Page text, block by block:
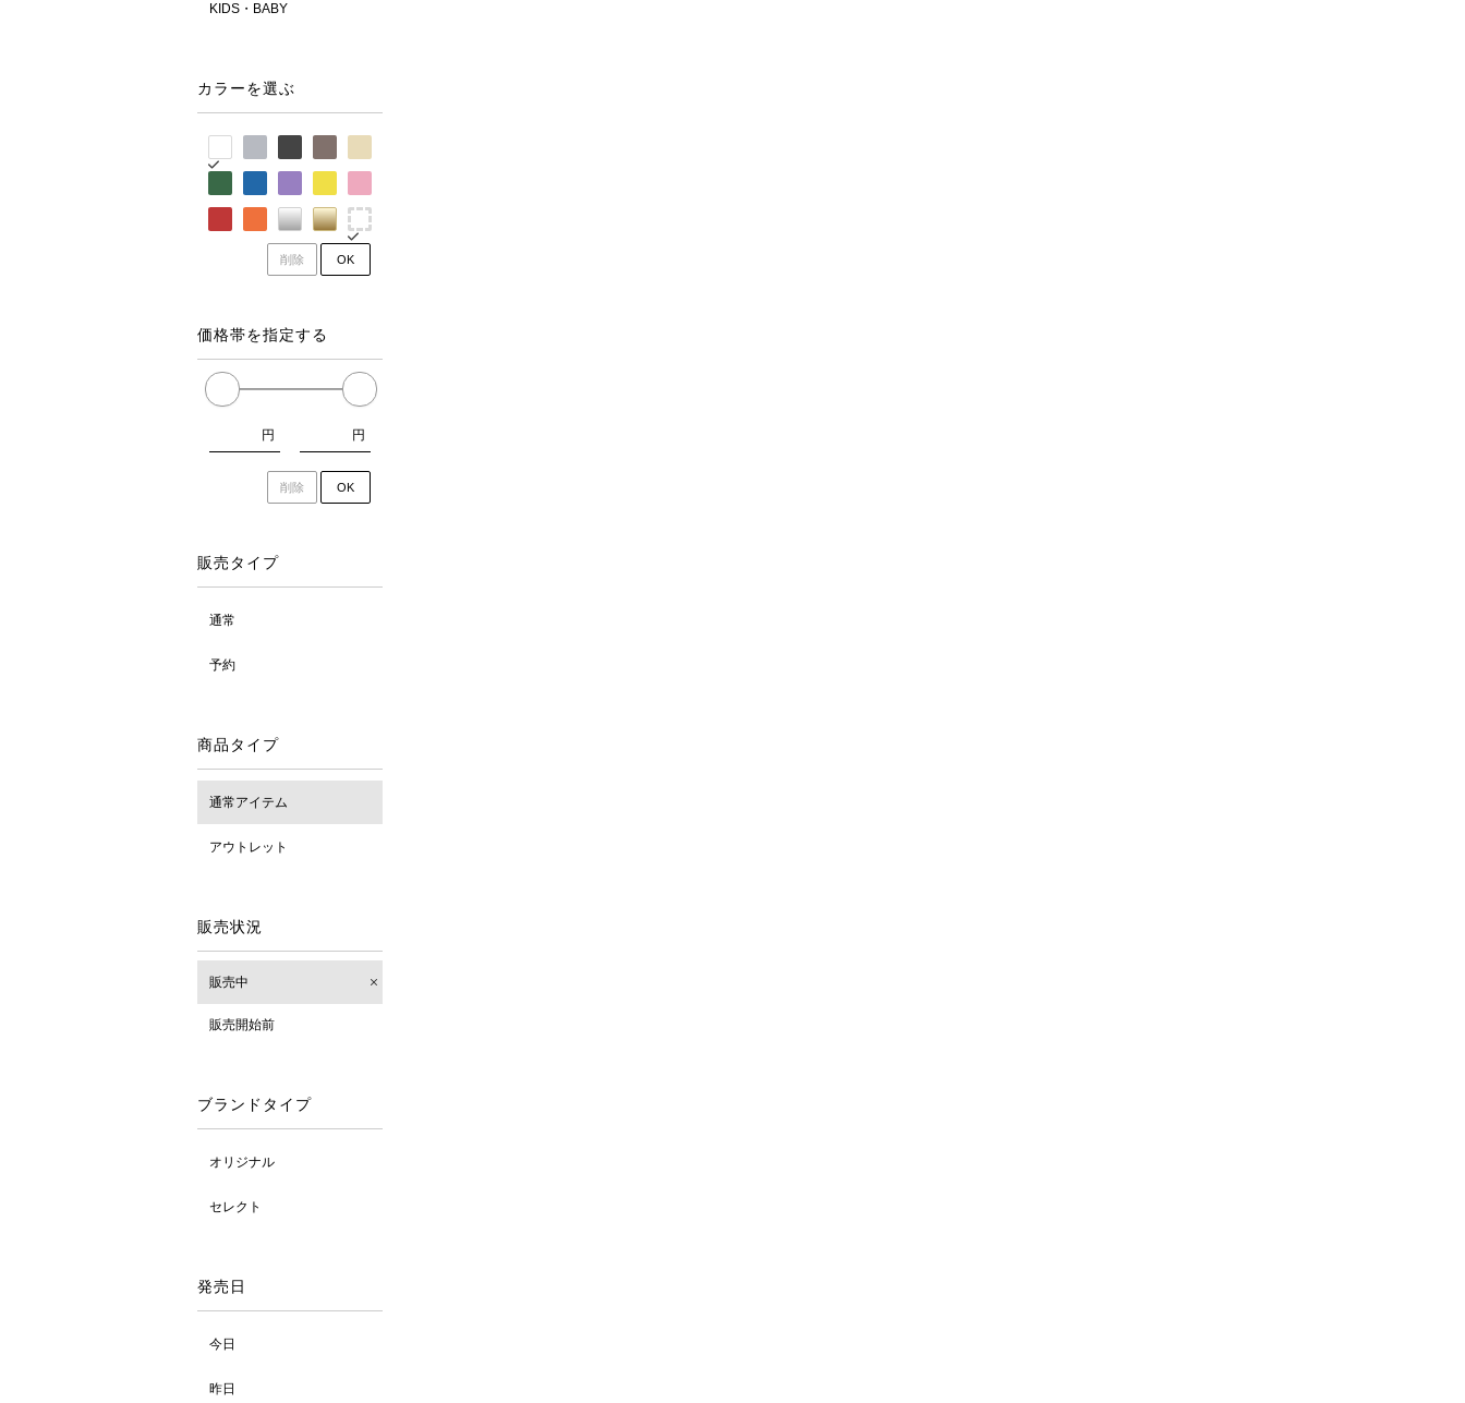
KIDS・BABY
カラーを選ぶ
削除 OK
価格帯を指定する
円 円
削除 OK
販売タイプ
通常
予約
商品タイプ
通常アイテム
アウトレット
販売状況
販売中
販売開始前
ブランドタイプ
オリジナル
セレクト
発売日
今日
昨日